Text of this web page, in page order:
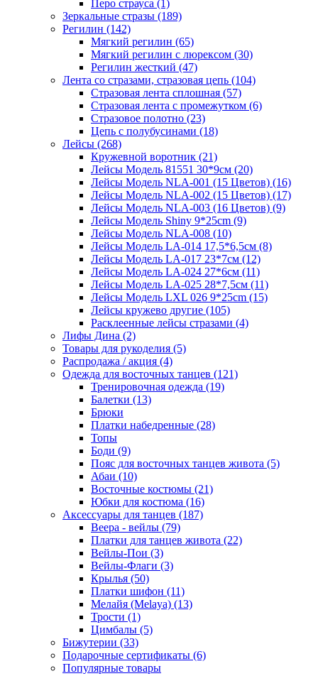
Перо страуса (1)
Зеркальные стразы (189)
Регилин (142)
Мягкий регилин (65)
Мягкий регилин с люрексом (30)
Регилин жесткий (47)
Лента со стразами, стразовая цепь (104)
Стразовая лента сплошная (57)
Стразовая лента с промежутком (6)
Стразовое полотно (23)
Цепь с полубусинами (18)
Лейсы (268)
Кружевной воротник (21)
Лейсы Модель 81551 30*9см (20)
Лейсы Модель NLA-001 (15 Цветов) (16)
Лейсы Модель NLA-002 (15 Цветов) (17)
Лейсы Модель NLA-003 (16 Цветов) (9)
Лейсы Модель Shiny 9*25cm (9)
Лейсы Модель NLA-008 (10)
Лейсы Модель LA-014 17,5*6,5см (8)
Лейсы Модель LA-017 23*7см (12)
Лейсы Модель LA-024 27*6см (11)
Лейсы Модель LA-025 28*7,5см (11)
Лейсы Модель LXL 026 9*25cm (15)
Лейсы кружево другие (105)
Расклеенные лейсы стразами (4)
Лифы Дина (2)
Товары для рукоделия (5)
Распродажа / акция (4)
Одежда для восточных танцев (121)
Тренировочная одежда (19)
Балетки (13)
Брюки
Платки набедренные (28)
Топы
Боди (9)
Пояс для восточных танцев живота (5)
Абаи (10)
Восточные костюмы (21)
Юбки для костюма (16)
Аксессуары для танцев (187)
Веера - вейлы (79)
Платки для танцев живота (22)
Вейлы-Пои (3)
Вейлы-Флаги (3)
Крылья (50)
Платки шифон (11)
Мелайя (Melaya) (13)
Трости (1)
Цимбалы (5)
Бижутерии (33)
Подарочные сертификаты (6)
Популярные товары